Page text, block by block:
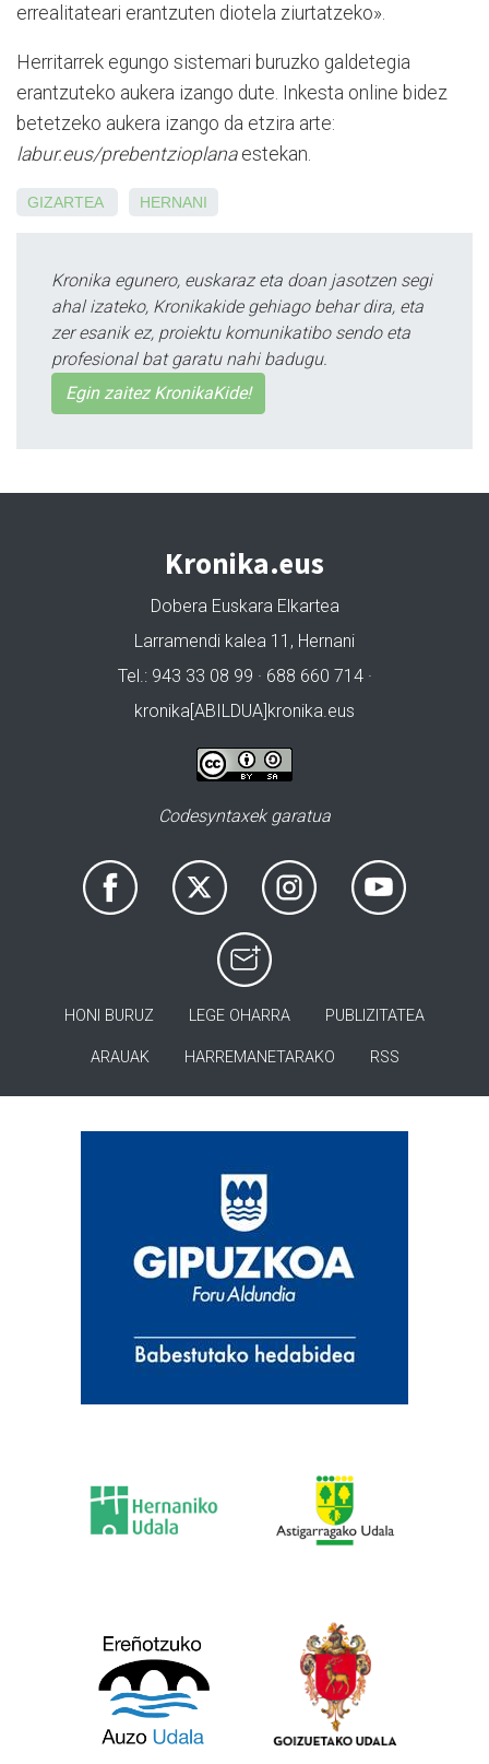
errealitateari erantzuten diotela ziurtatzeko».
Herritarrek egungo sistemari buruzko galdetegia
erantzuteko aukera izango dute. Inkesta online bidez
betetzeko aukera izango da etzira arte:
labur.eus/prebentzioplanaestekan.
GIZARTEA HERNANI
Kronika egunero, euskaraz eta doan jasotzen segi
ahal izateko, Kronikakide gehiago behar dira, eta
zer esanik ez, proiektu komunikatibo sendo eta
profesional bat garatu nahi badugu.
Egin zaitez KronikaKide!
Kronika.eus
Dobera Euskara Elkartea
Larramendi kalea 11, Hernani
Tel.: 943 33 08 99 · 688 660 714 ·
kronika[ABILDUA]kronika.eus
Codesyntaxek garatua
HONI BURUZ LEGE OHARRA PUBLIZITATEA
ARAUAK HARREMANETARAKO RSS